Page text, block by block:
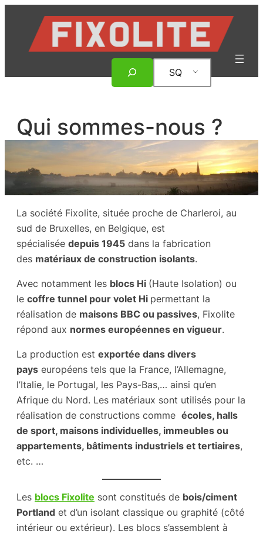
SQ
Qui sommes-nous ?
La société Fixolite, située proche de Charleroi, au
sud de Bruxelles, en Belgique, est
spécialisée depuis 1945 dans la fabrication
des matériaux de construction isolants.
Avec notamment les blocs Hi (Haute Isolation) ou
le coffre tunnel pour volet Hi permettant la
réalisation de maisons BBC ou passives, Fixolite
répond aux normes européennes en vigueur.
La production est exportée dans divers
pays européens tels que la France, l’Allemagne,
l’Italie, le Portugal, les Pays-Bas,… ainsi qu’en
Afrique du Nord. Les matériaux sont utilisés pour la
réalisation de constructions comme écoles, halls
de sport, maisons individuelles, immeubles ou
appartements, bâtiments industriels et tertiaires,
etc. …
Les blocs Fixolite sont constitués de bois/ciment
Portland et d’un isolant classique ou graphité (côté
intérieur ou extérieur). Les blocs s’assemblent à